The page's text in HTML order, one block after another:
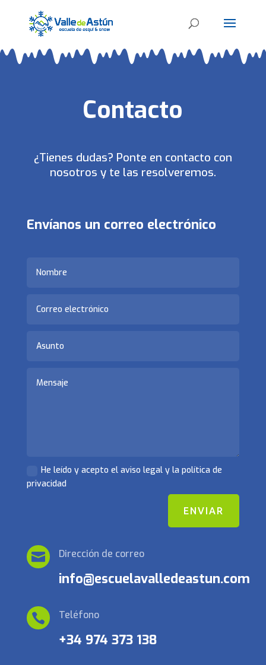
Contacto
¿Tienes dudas? Ponte en contacto con
nosotros y te las resolveremos.
Envíanos un correo electrónico
He leído y acepto el aviso legal y la política de
privacidad
ENVIAR
 Dirección de correo
info@escuelavalledeastun.com
 Teléfono
+34 974 373 138